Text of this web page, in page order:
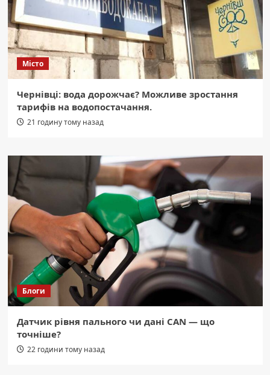
Місто
Чернівці: вода дорожчає? Можливе зростання
тарифів на водопостачання.
21 годину тому назад
Блоги
Датчик рівня пального чи дані CAN — що
точніше?
22 години тому назад